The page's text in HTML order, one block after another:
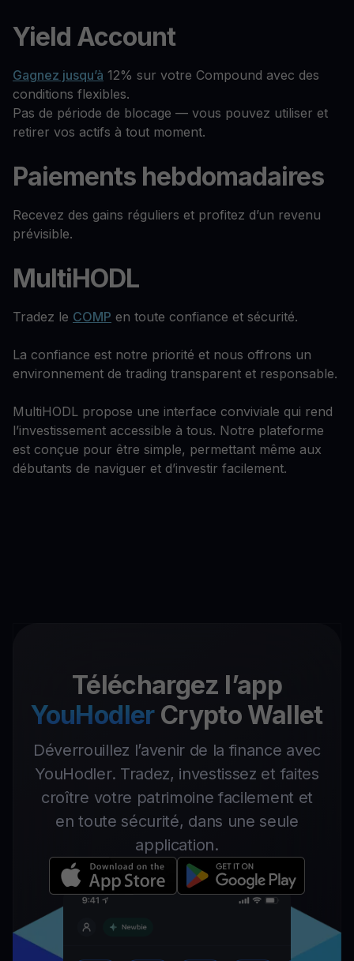
Yield Account
Gagnez jusqu’à 12% sur votre Compound avec des
conditions flexibles.
Pas de période de blocage — vous pouvez utiliser et
retirer vos actifs à tout moment.
Paiements hebdomadaires
Recevez des gains réguliers et profitez d’un revenu
prévisible.
MultiHODL
Tradez le COMP en toute confiance et sécurité.
La confiance est notre priorité et nous offrons un
environnement de trading transparent et responsable.
MultiHODL propose une interface conviviale qui rend
l’investissement accessible à tous. Notre plateforme
est conçue pour être simple, permettant même aux
débutants de naviguer et d’investir facilement.
Téléchargez l’app
YouHodler Crypto Wallet
Déverrouillez l’avenir de la finance avec
YouHodler. Tradez, investissez et faites
croître votre patrimoine facilement et
en toute sécurité, dans une seule
application.